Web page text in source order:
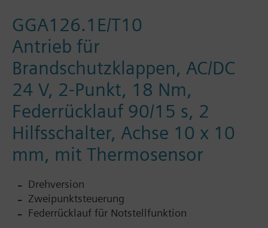
GGA126.1E/T10
Antrieb für
Brandschutzklappen, AC/DC
24 V, 2-Punkt, 18 Nm,
Federrücklauf 90/15 s, 2
Hilfsschalter, Achse 10 x 10
mm, mit Thermosensor
Drehversion
Zweipunktsteuerung
Federrücklauf für Notstellfunktion